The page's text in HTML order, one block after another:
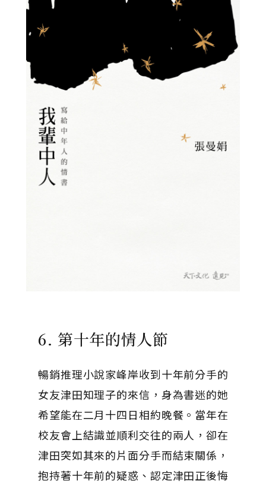
6. 第十年的情人節
暢銷推理小說家峰岸收到十年前分手的
女友津田知理子的來信，身為書迷的她
希望能在二月十四日相約晚餐。當年在
校友會上結識並順利交往的兩人，卻在
津田突如其來的片面分手而結束關係，
抱持著十年前的疑惑、認定津田正後悔